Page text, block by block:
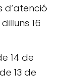
d’atenció
16
14 de
13 de